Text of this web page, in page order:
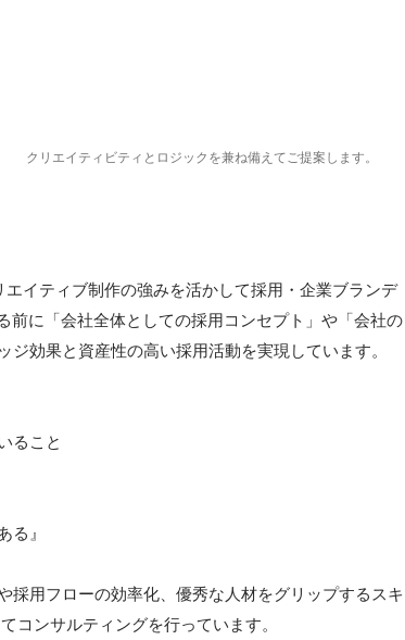
クリエイティビティとロジックを兼ね備えてご提案します。
イティブ制作の強みを活かして採用・企業ブランデ
前に「会社全体としての採用コンセプト」や「会社の
効果と資産性の高い採用活動を実現しています。
ること
る』
用フローの効率化、優秀な人材をグリップするスキ
コンサルティングを行っています。